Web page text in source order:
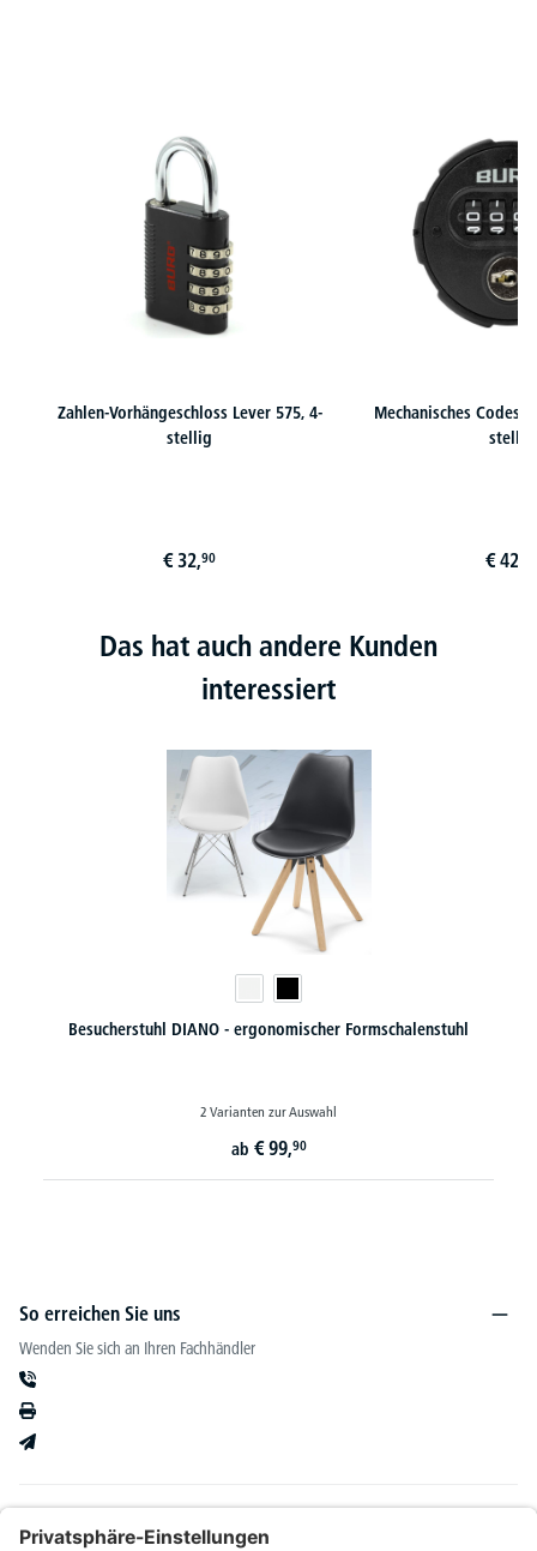
Zahlen-Vorhängeschloss Lever 575, 4-
stellig
€ 32,90
Mechanisches
stellig
€ 42,
Das hat auch andere Kunden
interessiert
Stapel-/Schalenstuhl P1
5 Varianten zur Auswahl
ab€ 59,90
So erreichen Sie uns
Wenden Sie sich an Ihren Fachhändler